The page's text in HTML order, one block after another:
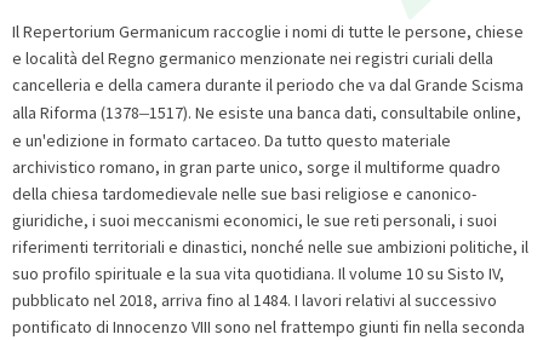
Il Repertorium Germanicum raccoglie i nomi di tutte le persone, chiese
e località del Regno germanico menzionate nei registri curiali della
cancelleria e della camera durante il periodo che va dal Grande Scisma
alla Riforma (1378–1517). Ne esiste una banca dati, consultabile online,
e un'edizione in formato cartaceo. Da tutto questo materiale
archivistico romano, in gran parte unico, sorge il multiforme quadro
della chiesa tardomedievale nelle sue basi religiose e canonico-
giuridiche, i suoi meccanismi economici, le sue reti personali, i suoi
riferimenti territoriali e dinastici, nonché nelle sue ambizioni politiche, il
suo profilo spirituale e la sua vita quotidiana. Il volume 10 su Sisto IV,
pubblicato nel 2018, arriva fino al 1484. I lavori relativi al successivo
pontificato di Innocenzo VIII sono nel frattempo giunti fin nella seconda